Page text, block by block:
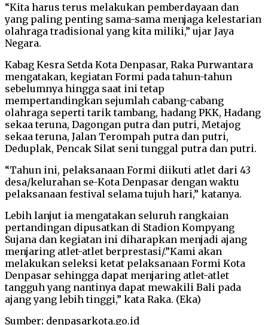
“Kita harus terus melakukan pemberdayaan dan
yang paling penting sama-sama menjaga kelestarian
olahraga tradisional yang kita miliki,” ujar Jaya
Negara.
Kabag Kesra Setda Kota Denpasar, Raka Purwantara
mengatakan, kegiatan Formi pada tahun-tahun
sebelumnya hingga saat ini tetap
mempertandingkan sejumlah cabang-cabang
olahraga seperti tarik tambang, hadang PKK, Hadang
sekaa teruna, Dagongan putra dan putri, Metajog
sekaa teruna, Jalan Terompah putra dan putri,
Deduplak, Pencak Silat seni tunggal putra dan putri.
“Tahun ini, pelaksanaan Formi diikuti atlet dari 43
desa/kelurahan se-Kota Denpasar dengan waktu
pelaksanaan festival selama tujuh hari,” katanya.
Lebih lanjut ia mengatakan seluruh rangkaian
pertandingan dipusatkan di Stadion Kompyang
Sujana dan kegiatan ini diharapkan menjadi ajang
menjaring atlet-atlet berprestasi/.”Kami akan
melakukan seleksi ketat pelaksanaan Formi Kota
Denpasar sehingga dapat menjaring atlet-atlet
tangguh yang nantinya dapat mewakili Bali pada
ajang yang lebih tinggi,” kata Raka. (Eka)
Sumber; denpasarkota.go.id